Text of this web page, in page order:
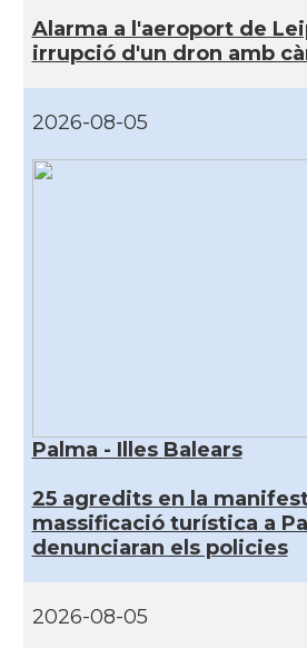
Alarma a l'aeroport de
irrupció d'un dron amb
2026-08-05
Palma - Illes Balears
25 agredits en la
massificació turística a
denunciaran els policies
2026-08-05